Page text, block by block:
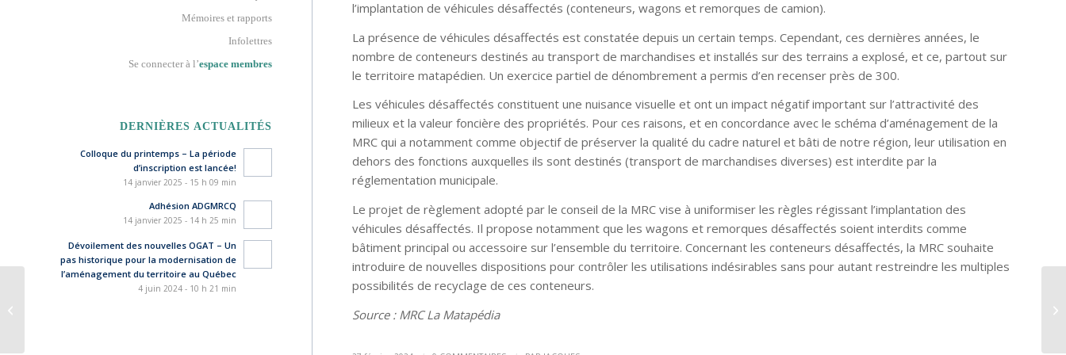
l’implantation de véhicules désaffectés (conteneurs, wagons et remorques de camion).
La présence de véhicules désaffectés est constatée depuis un certain temps. Cependant, ces dernières années, le
nombre de conteneurs destinés au transport de marchandises et installés sur des terrains a explosé, et ce, partout sur
le territoire matapédien. Un exercice partiel de dénombrement a permis d’en recenser près de 300.
Les véhicules désaffectés constituent une nuisance visuelle et ont un impact négatif important sur l’attractivité des
milieux et la valeur foncière des propriétés. Pour ces raisons, et en concordance avec le schéma d’aménagement de la
MRC qui a notamment comme objectif de préserver la qualité du cadre naturel et bâti de notre région, leur utilisation en
dehors des fonctions auxquelles ils sont destinés (transport de marchandises diverses) est interdite par la
réglementation municipale.
Le projet de règlement adopté par le conseil de la MRC vise à uniformiser les règles régissant l’implantation des
véhicules désaffectés. Il propose notamment que les wagons et remorques désaffectés soient interdits comme
bâtiment principal ou accessoire sur l’ensemble du territoire. Concernant les conteneurs désaffectés, la MRC souhaite
introduire de nouvelles dispositions pour contrôler les utilisations indésirables sans pour autant restreindre les multiples
possibilités de recyclage de ces conteneurs.
Source : MRC La Matapédia
Mémoires et rapports
Infolettres
Se connecter à l’espace membres
DERNIÈRES ACTUALITÉS
Colloque du printemps – La période
d’inscription est lancée!
14 janvier 2025 - 15 h 09 min
Adhésion ADGMRCQ
14 janvier 2025 - 14 h 25 min
Dévoilement des nouvelles OGAT – Un
pas historique pour la modernisation de
l’aménagement du territoire au Québec
4 juin 2024 - 10 h 21 min
–